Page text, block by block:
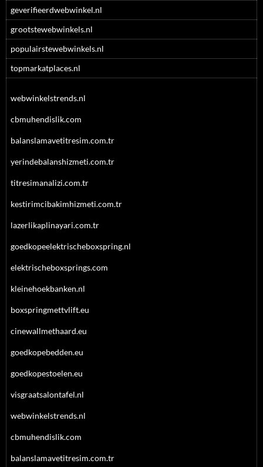
geverifieerdwebwinkel.nl
grootstewebwinkels.nl
populairstewebwinkels.nl
topmarkatplaces.nl
webwinkelstrends.nl
cbmuhendislik.com
balanslamavetitresim.com.tr
yerindebalanshizmeti.com.tr
titresimanalizi.com.tr
kestirimcibakimhizmeti.com.tr
lazerlikaplinayari.com.tr
goedkopeelektrischeboxspring.nl
elektrischeboxsprings.com
kleinehoekbanken.nl
boxspringmettvlift.eu
cinewallmethaard.eu
goedkopebedden.eu
goedkopestoelen.eu
visgraatsalontafel.nl
webwinkelstrends.nl
cbmuhendislik.com
balanslamavetitresim.com.tr